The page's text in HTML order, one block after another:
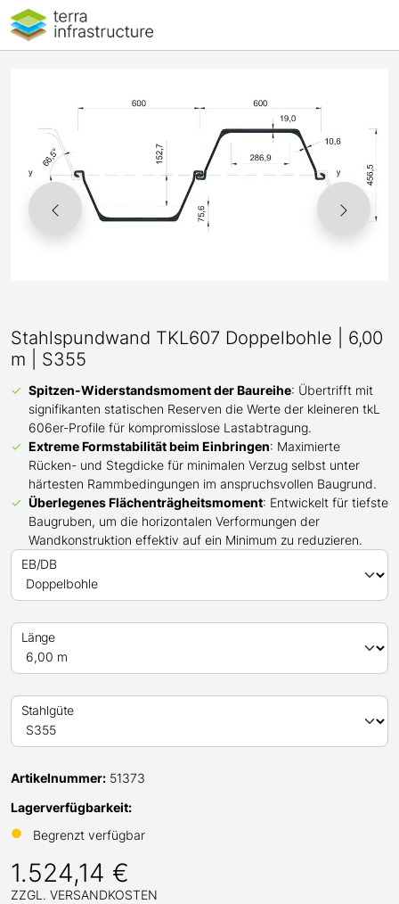
Stahlspundwand TKL607 Doppelbohle | 6,00
m | S355
Spitzen-Widerstandsmoment der Baureihe: Übertrifft mit
signifikanten statischen Reserven die Werte der kleineren tkL
606er-Profile für kompromisslose Lastabtragung.
Extreme Formstabilität beim Einbringen: Maximierte
Rücken- und Stegdicke für minimalen Verzug selbst unter
härtesten Rammbedingungen im anspruchsvollen Baugrund.
Überlegenes Flächenträgheitsmoment: Entwickelt für tiefste
Baugruben, um die horizontalen Verformungen der
Wandkonstruktion effektiv auf ein Minimum zu reduzieren.
EB/DB
Länge
Stahlgüte
Artikelnummer: 51373
Lagerverfügbarkeit:
●
Begrenzt verfügbar
1.524,14 €
ZZGL. VERSANDKOSTEN